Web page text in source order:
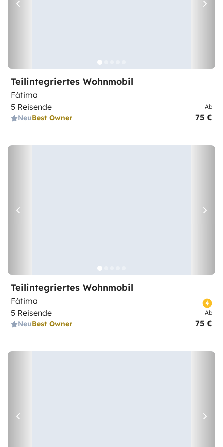
Teilintegriertes Wohnmobil
Fátima
5 Reisende
NeuBest Owner
Ab
75 €
Teilintegriertes Wohnmobil
Fátima
5 Reisende
NeuBest Owner
Ab
75 €